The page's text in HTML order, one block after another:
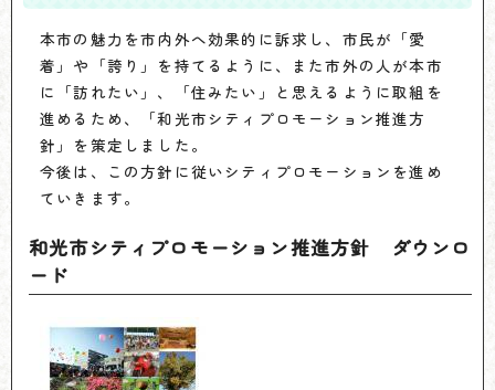
本市の魅力を市内外へ効果的に訴求し、市民が「愛
着」や「誇り」を持てるように、また市外の人が本市
に「訪れたい」、「住みたい」と思えるように取組を
進めるため、「和光市シティプロモーション推進方
針」を策定しました。
今後は、この方針に従いシティプロモーションを進め
ていきます。
和光市シティプロモーション推進方針 ダウンロ
ード